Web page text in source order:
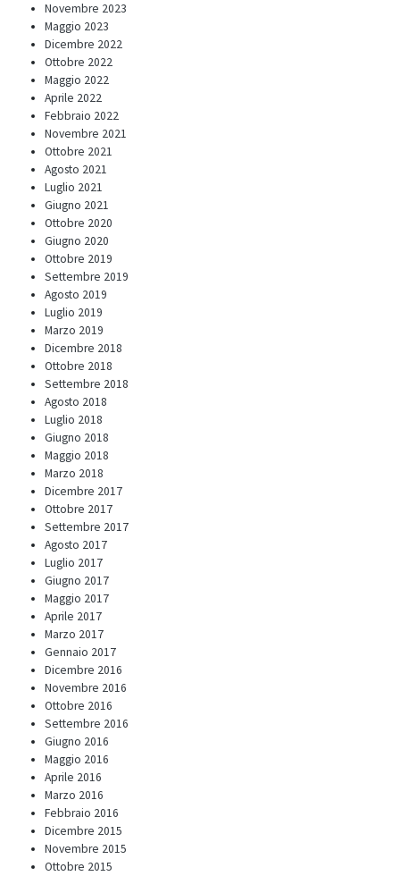
Novembre 2023
Maggio 2023
Dicembre 2022
Ottobre 2022
Maggio 2022
Aprile 2022
Febbraio 2022
Novembre 2021
Ottobre 2021
Agosto 2021
Luglio 2021
Giugno 2021
Ottobre 2020
Giugno 2020
Ottobre 2019
Settembre 2019
Agosto 2019
Luglio 2019
Marzo 2019
Dicembre 2018
Ottobre 2018
Settembre 2018
Agosto 2018
Luglio 2018
Giugno 2018
Maggio 2018
Marzo 2018
Dicembre 2017
Ottobre 2017
Settembre 2017
Agosto 2017
Luglio 2017
Giugno 2017
Maggio 2017
Aprile 2017
Marzo 2017
Gennaio 2017
Dicembre 2016
Novembre 2016
Ottobre 2016
Settembre 2016
Giugno 2016
Maggio 2016
Aprile 2016
Marzo 2016
Febbraio 2016
Dicembre 2015
Novembre 2015
Ottobre 2015